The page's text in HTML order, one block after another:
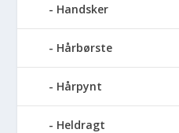
Handsker
Hårbørste
Hårpynt
Heldragt